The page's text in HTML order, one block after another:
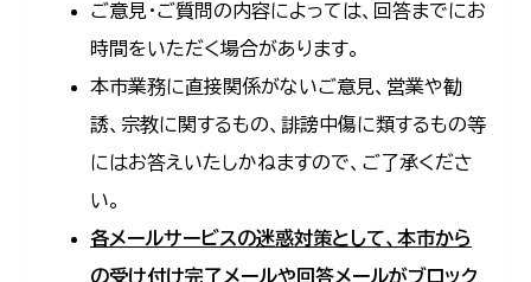
ご意見・ご質問の内容によっては、回答までにお
時間をいただく場合があります。
本市業務に直接関係がないご意見、営業や勧
誘、宗教に関するもの、誹謗中傷に類するもの等
にはお答えいたしかねますので、ご了承くださ
い。
各メールサービスの迷惑対策として、本市から
の受け付け完了メールや回答メールがブロック